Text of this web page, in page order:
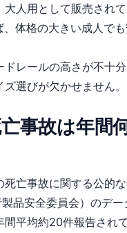
人用として販売され
、体格の大きい成人で
ドレールの高さが不十
選びが欠かせません。
事故は年間
亡事故に関する公的
品安全委員会）のデ
間平均約20件報告され